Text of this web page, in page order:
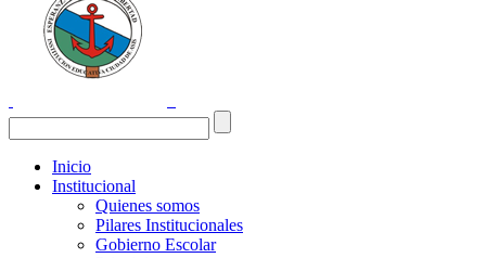
Inicio
Institucional
Quienes somos
Pilares Institucionales
Gobierno Escolar